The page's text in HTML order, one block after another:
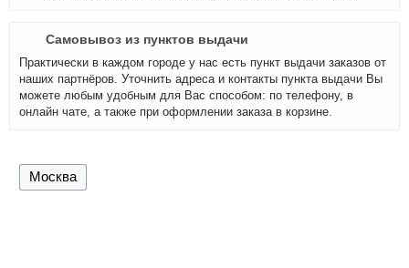
Самовывоз из пунктов выдачи
Практически в каждом городе у нас есть пункт выдачи заказов от
наших партнёров. Уточнить адреса и контакты пункта выдачи Вы
можете любым удобным для Вас способом: по телефону, в
онлайн чате, а также при оформлении заказа в корзине.
Москва